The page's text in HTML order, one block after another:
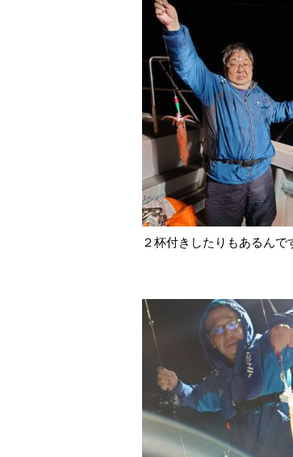
２杯付きしたりもあるんで